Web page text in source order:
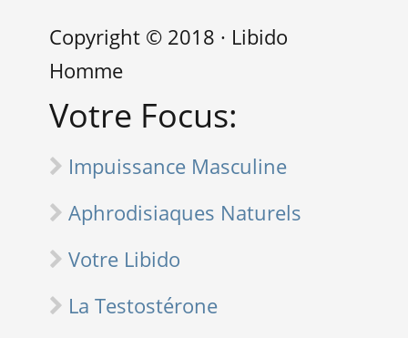
Copyright © 2018 · Libido
Homme
Votre Focus:
Impuissance Masculine
Aphrodisiaques Naturels
Votre Libido
La Testostérone